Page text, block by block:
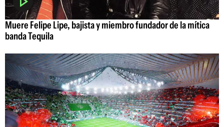
Muere Felipe Lipe, bajista y miembro fundador de la mítica
banda Tequila